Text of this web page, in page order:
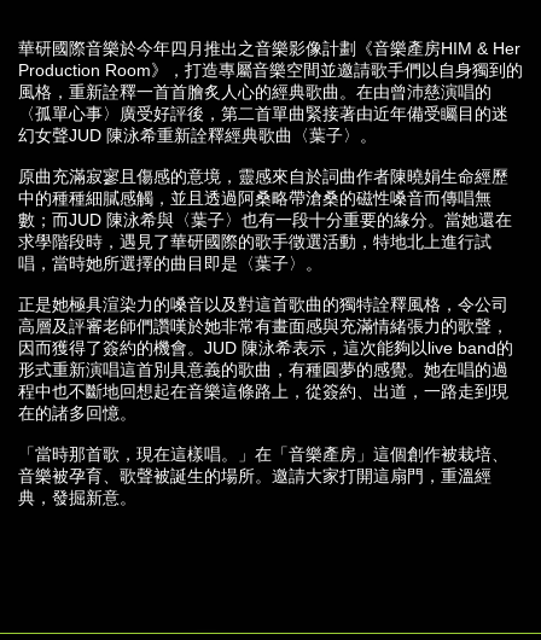
華研國際音樂於今年四月推出之音樂影像計劃《音樂產房HIM & Her
Production Room》，打造專屬音樂空間並邀請歌手們以自身獨到的
風格，重新詮釋一首首膾炙人心的經典歌曲。在由曾沛慈演唱的
〈孤單心事〉廣受好評後，第二首單曲緊接著由近年備受矚目的迷
幻女聲JUD 陳泳希重新詮釋經典歌曲〈葉子〉。
原曲充滿寂寥且傷感的意境，靈感來自於詞曲作者陳曉娟生命經歷
中的種種細膩感觸，並且透過阿桑略帶滄桑的磁性嗓音而傳唱無
數；而JUD 陳泳希與〈葉子〉也有一段十分重要的緣分。當她還在
求學階段時，遇見了華研國際的歌手徵選活動，特地北上進行試
唱，當時她所選擇的曲目即是〈葉子〉。
正是她極具渲染力的嗓音以及對這首歌曲的獨特詮釋風格，令公司
高層及評審老師們讚嘆於她非常有畫面感與充滿情緒張力的歌聲，
因而獲得了簽約的機會。JUD 陳泳希表示，這次能夠以live band的
形式重新演唱這首別具意義的歌曲，有種圓夢的感覺。她在唱的過
程中也不斷地回想起在音樂這條路上，從簽約、出道，一路走到現
在的諸多回憶。
「當時那首歌，現在這樣唱。」在「音樂產房」這個創作被栽培、
音樂被孕育、歌聲被誕生的場所。邀請大家打開這扇門，重溫經
典，發掘新意。